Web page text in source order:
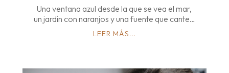
Una ventana azul desde la que se vea el mar,
un jardín con naranjos y una fuente que cante…
LEER MÁS...